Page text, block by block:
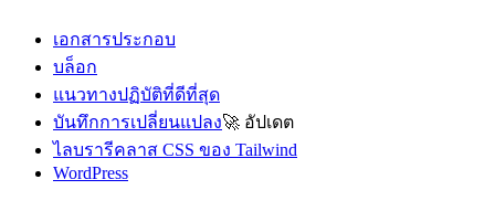
เอกสารประกอบ
บล็อก
แนวทางปฏิบัติที่ดีที่สุด
บันทึกการเปลี่ยนแปลง🚀 อัปเดต
ไลบรารีคลาส CSS ของ Tailwind
WordPress